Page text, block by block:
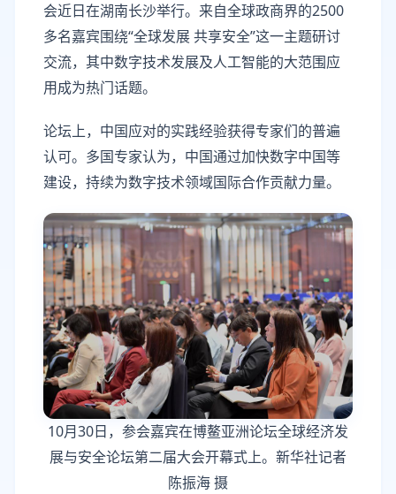
会近日在湖南长沙举行。来自全球政商界的2500
多名嘉宾围绕“全球发展 共享安全”这一主题研讨
交流，其中数字技术发展及人工智能的大范围应
用成为热门话题。
论坛上，中国应对的实践经验获得专家们的普遍
认可。多国专家认为，中国通过加快数字中国等
建设，持续为数字技术领域国际合作贡献力量。
10月30日，参会嘉宾在博鳌亚洲论坛全球经济发
展与安全论坛第二届大会开幕式上。新华社记者
陈振海 摄